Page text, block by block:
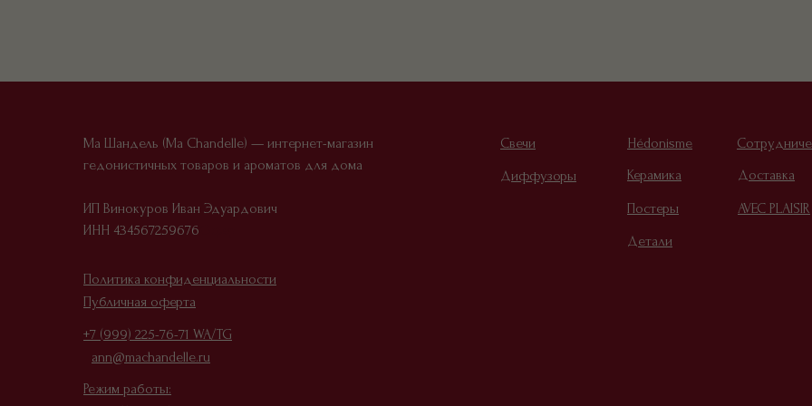
+7 (999) 225-76-71 WA/TG
ann@machandelle.ru
Режим работы:
Ма Шандель (Ma Chandelle) — интернет-магазин
гедонистичных товаров и ароматов для дома
ИП Винокуров Иван Эдуардович
ИНН 434567259676
Свечи
Диффузоры
Hédonisme
AVEC PLAISIR
Публичная оферта
Политика конфиденциальности
Керамика
Постеры
Детали
Доставка